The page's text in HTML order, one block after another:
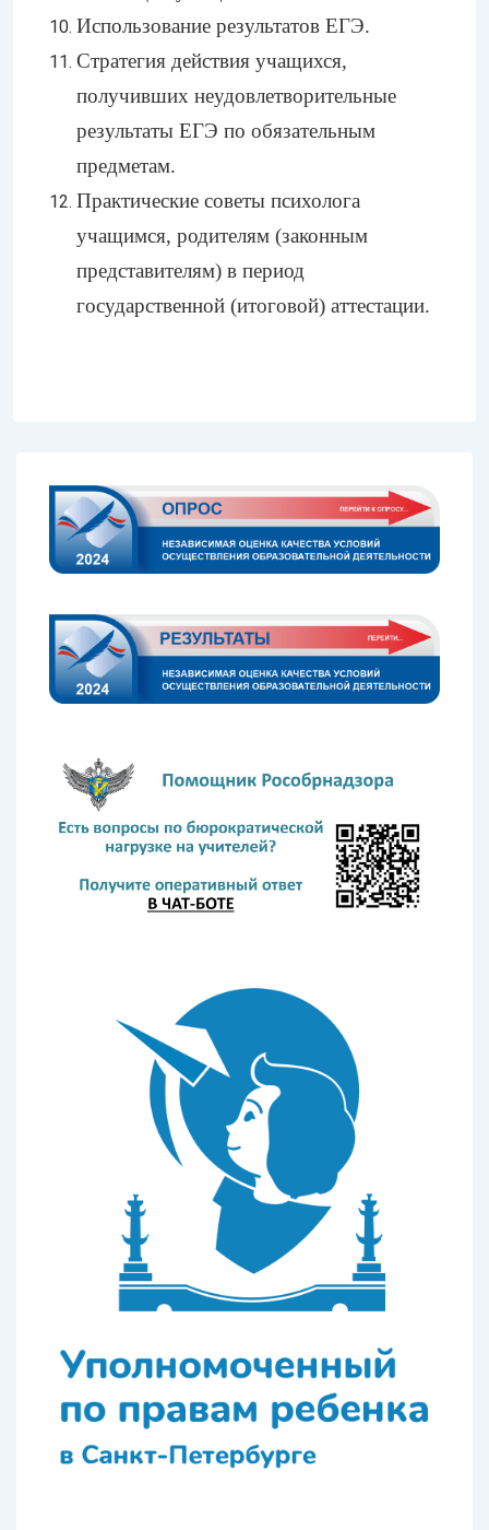
Использование результатов ЕГЭ.
Стратегия действия учащихся,
получивших неудовлетворительные
результаты ЕГЭ по обязательным
предметам.
Практические советы психолога
учащимся, родителям (законным
представителям) в период
государственной (итоговой) аттестации.